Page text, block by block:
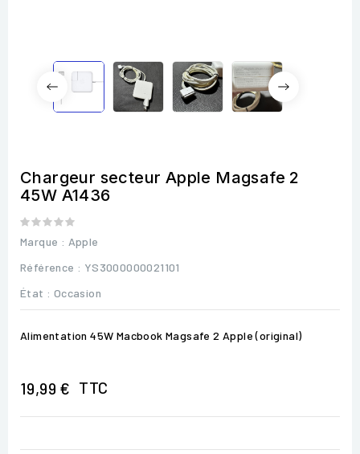
Chargeur secteur Apple Magsafe 2
45W A1436
Marque : Apple
Référence : YS3000000021101
État : Occasion
Alimentation 45W Macbook Magsafe 2 Apple (original)
19,99 € TTC